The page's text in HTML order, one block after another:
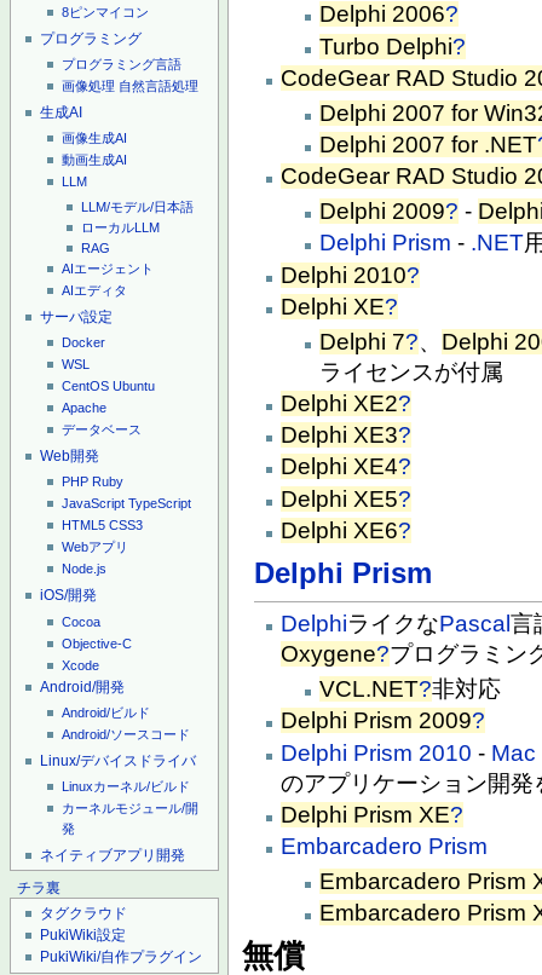
8ピンマイコン
プログラミング
プログラミング言語
画像処理 自然言語処理
生成AI
画像生成AI
動画生成AI
LLM
LLM/モデル/日本語
ローカルLLM
RAG
AIエージェント
AIエディタ
サーバ設定
Docker
WSL
CentOS Ubuntu
Apache
データベース
Web開発
PHP Ruby
JavaScript TypeScript
HTML5 CSS3
Webアプリ
Node.js
iOS/開発
Cocoa
Objective-C
Xcode
Android/開発
Android/ビルド
Android/ソースコード
Linux/デバイスドライバ
Linuxカーネル/ビルド
カーネルモジュール/開
発
ネイティブアプリ開発
チラ裏
タグクラウド
PukiWiki設定
PukiWiki/自作プラグイン
Delphi 2006?
Turbo Delphi?
CodeGear RAD Studio
Delphi 2007 for
Delphi 2007 for .NET
CodeGear RAD Studio
Delphi 2009? -
Delphi Prism - .NET
Delphi 2010?
Delphi XE?
Delphi 7?、 Delphi
ライセンスが付属
Delphi XE2?
Delphi XE3?
Delphi XE4?
Delphi XE5?
Delphi XE6?
Delphi Prism
DelphiライクなPascal言
Oxygene?プログラミン
VCL.NET?非対応
Delphi Prism 2009?
Delphi Prism 2010 - Mac
のアプリケーション開発
Delphi Prism XE?
Embarcadero Prism
Embarcadero Prism
Embarcadero Prism
無償